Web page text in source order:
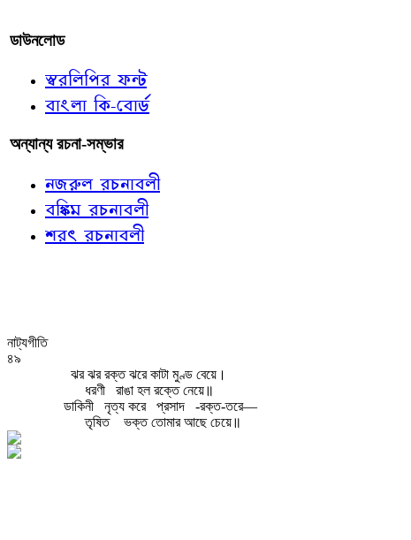
ডাউনলোড
স্বরলিপির ফন্ট
বাংলা কি-বোর্ড
অন্যান্য রচনা-সম্ভার
নজরুল রচনাবলী
বঙ্কিম রচনাবলী
শরৎ রচনাবলী
নাট্যগীতি
৪৯
ঝর ঝর রক্ত ঝরে কাটা মুণ্ড বেয়ে।
ধরণী
রাঙা হল রক্তে নেয়ে॥
ডাকিনী
নৃত্য করে প্রসাদ
-রক্ত-তরে—
তৃষিত
ভক্ত তোমার আছে চেয়ে॥